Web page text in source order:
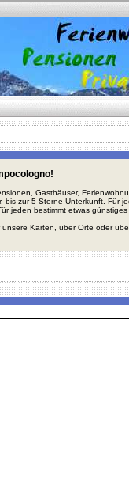
Gasthäuser,
bis zur 5 Sterne Unterkunft. Für
jeden bestimmt etwas günstiges
Karten, über Orte oder